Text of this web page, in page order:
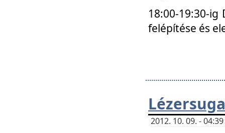
18:00-19:30-
felépítése és
2012. 10. 09. -